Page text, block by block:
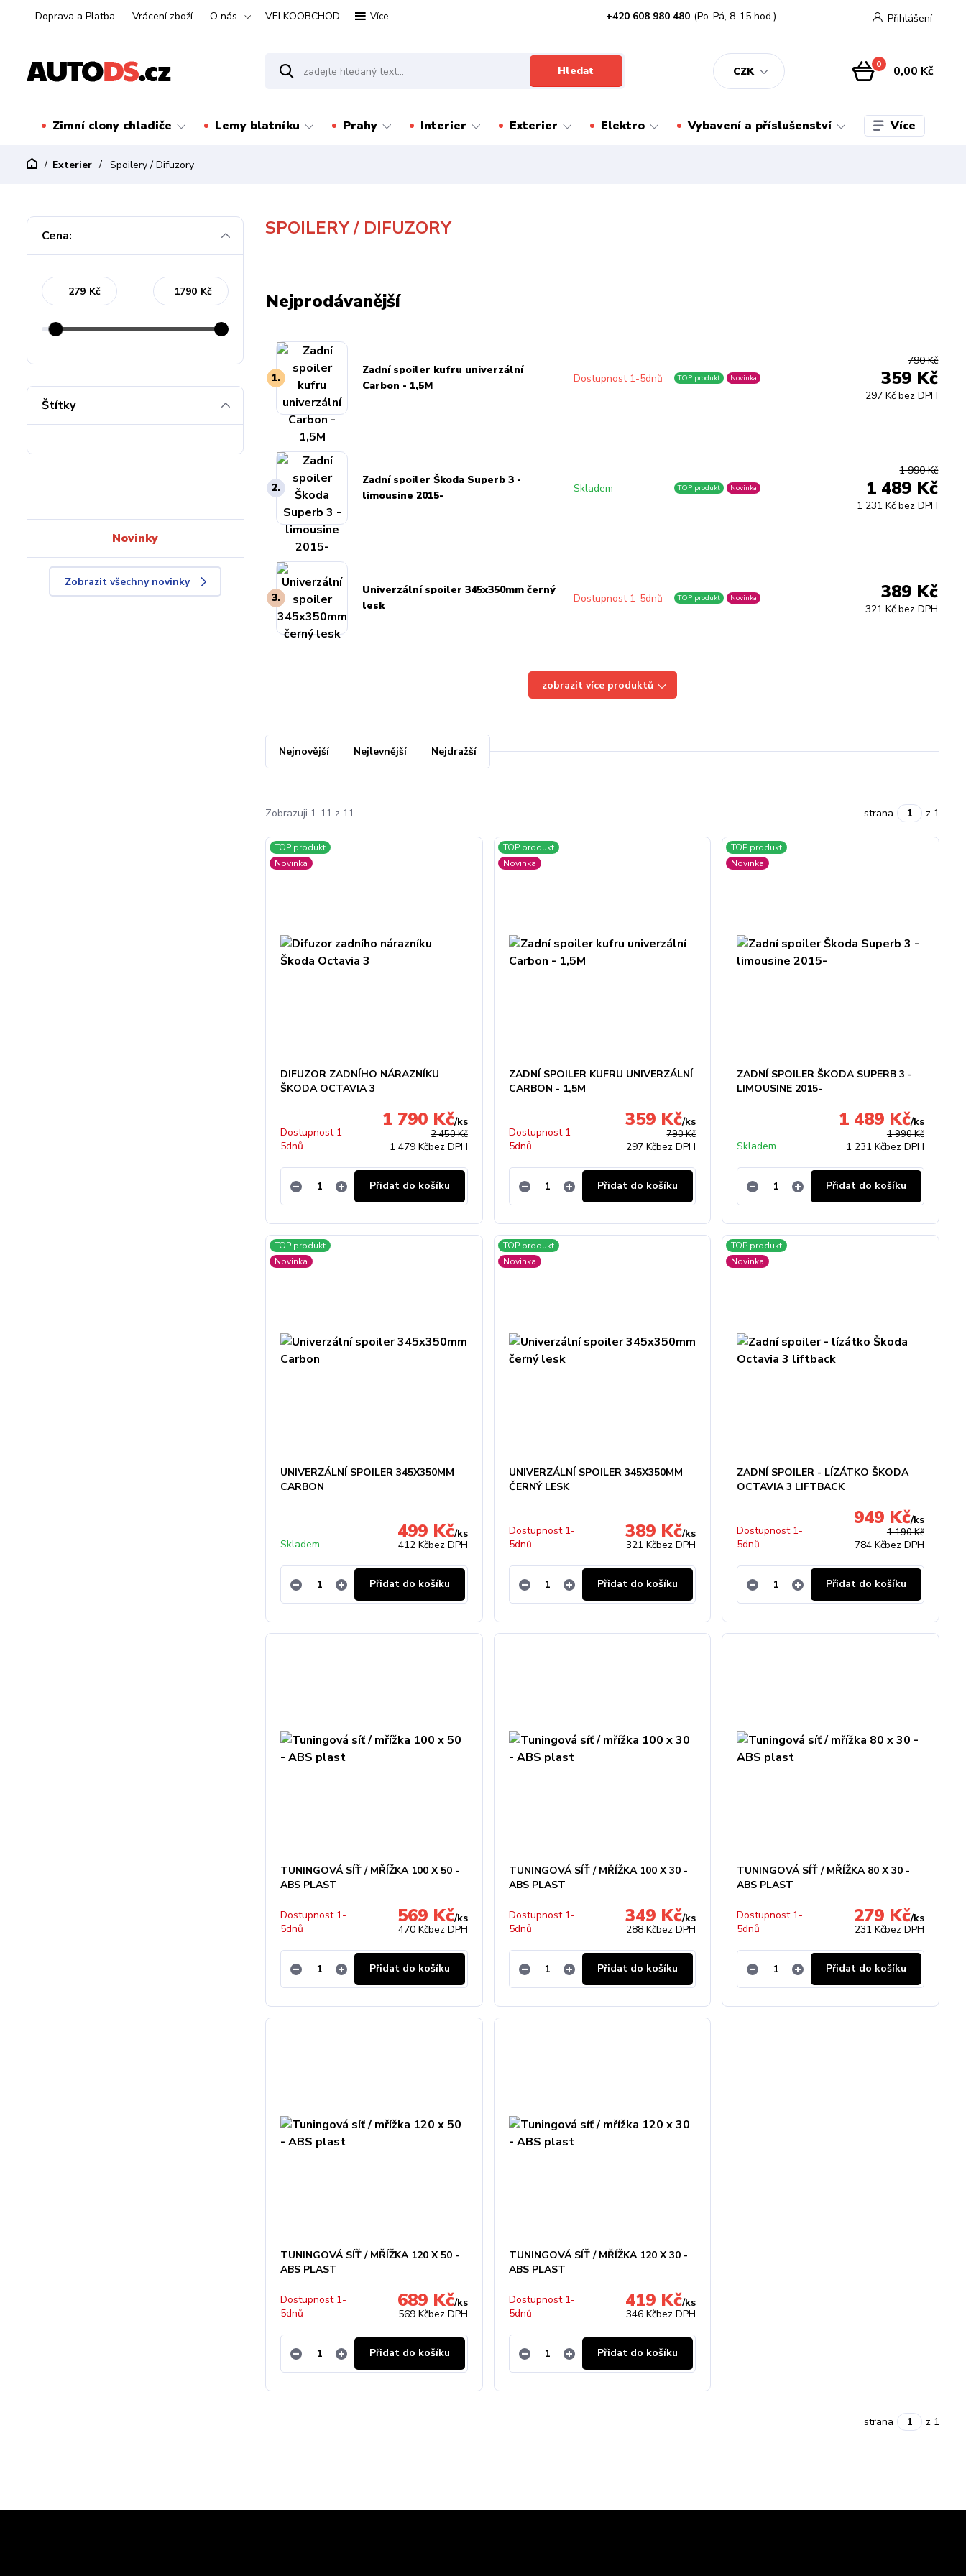
Doprava a Platba Vrácení zboží O nás VELKOOBCHOD Více
CZK
Přihlášení
Hledat
+420 608 980 480 (Po-Pá, 8-15 hod.)
0 0,00 Kč
Zimní clony chladiče Lemy blatníku Prahy Interier Exterier Elektro Vybavení a příslušenství Více
Exterier Spoilery / Difuzory
SPOILERY / DIFUZORY
Nejprodávanější
1.
Zadní spoiler kufru univerzální
Carbon - 1,5M
Dostupnost 1-5dnů TOP produkt Novinka
790 Kč
359 Kč
297 Kč bez DPH
2.
Zadní spoiler Škoda Superb 3 -
limousine 2015-
Skladem TOP produkt Novinka
1 990 Kč
1 489 Kč
1 231 Kč bez DPH
3.
Univerzální spoiler 345x350mm černý
lesk
Dostupnost 1-5dnů TOP produkt Novinka 389 Kč
321 Kč bez DPH
zobrazit více produktů
Nejnovější Nejlevnější Nejdražší
Zobrazuji 1-11 z 11 strana z 1
TOP produkt
Novinka
DIFUZOR ZADNÍHO NÁRAZNÍKU
ŠKODA OCTAVIA 3
2 450 Kč
1 790 Kč/ks
1 479 Kčbez DPH
Dostupnost 1-
5dnů
Přidat do košíku
TOP produkt
Novinka
ZADNÍ SPOILER KUFRU UNIVERZÁLNÍ
CARBON - 1,5M
790 Kč
359 Kč/ks
297 Kčbez DPH
Dostupnost 1-
5dnů
Přidat do košíku
TOP produkt
Novinka
ZADNÍ SPOILER ŠKODA SUPERB 3 -
LIMOUSINE 2015-
1 990 Kč
1 489 Kč/ks
1 231 Kčbez DPH
Skladem
Přidat do košíku
TOP produkt
Novinka
UNIVERZÁLNÍ SPOILER 345X350MM
CARBON
499 Kč/ks
412 Kčbez DPH
Skladem
Přidat do košíku
TOP produkt
Novinka
UNIVERZÁLNÍ SPOILER 345X350MM
ČERNÝ LESK
389 Kč/ks
321 Kčbez DPH
Dostupnost 1-
5dnů
Přidat do košíku
TOP produkt
Novinka
ZADNÍ SPOILER - LÍZÁTKO ŠKODA
OCTAVIA 3 LIFTBACK
1 190 Kč
949 Kč/ks
784 Kčbez DPH
Dostupnost 1-
5dnů
Přidat do košíku
TUNINGOVÁ SÍŤ / MŘÍŽKA 100 X 50 -
ABS PLAST
569 Kč/ks
470 Kčbez DPH
Dostupnost 1-
5dnů
Přidat do košíku
TUNINGOVÁ SÍŤ / MŘÍŽKA 100 X 30 -
ABS PLAST
349 Kč/ks
288 Kčbez DPH
Dostupnost 1-
5dnů
Přidat do košíku
TUNINGOVÁ SÍŤ / MŘÍŽKA 80 X 30 -
ABS PLAST
279 Kč/ks
231 Kčbez DPH
Dostupnost 1-
5dnů
Přidat do košíku
TUNINGOVÁ SÍŤ / MŘÍŽKA 120 X 50 -
ABS PLAST
689 Kč/ks
569 Kčbez DPH
Dostupnost 1-
5dnů
Přidat do košíku
TUNINGOVÁ SÍŤ / MŘÍŽKA 120 X 30 -
ABS PLAST
419 Kč/ks
346 Kčbez DPH
Dostupnost 1-
5dnů
Přidat do košíku
strana z 1
Cena:
Kč Kč
Štítky
Novinky
Zobrazit všechny novinky